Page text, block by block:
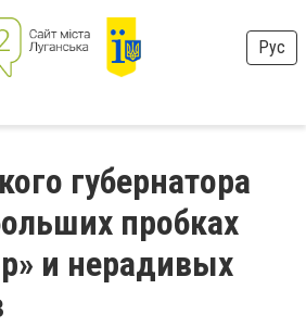
Рус
губернатора
пробках
и нерадивых